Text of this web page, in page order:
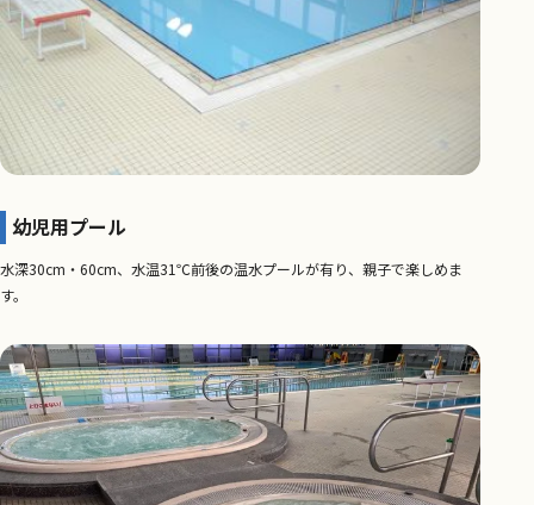
幼児用プール
水深30cm・60cm、水温31℃前後の温水プールが有り、親子で楽しめま
す。